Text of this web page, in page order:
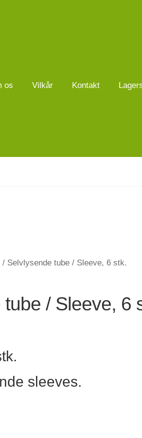
os Vilkår Kontakt
/ Selvlysende tube / Sleeve, 6 stk.
/ Sleeve, 6
sleeves.